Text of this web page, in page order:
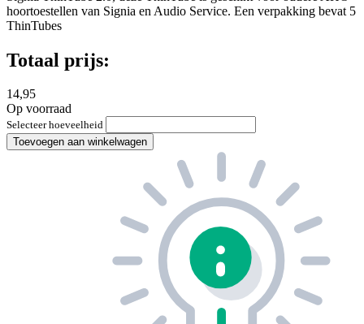
hoortoestellen van Signia en Audio Service. Een verpakking bevat 5
ThinTubes
Totaal prijs:
14,95
Op voorraad
Selecteer hoeveelheid
Toevoegen aan winkelwagen